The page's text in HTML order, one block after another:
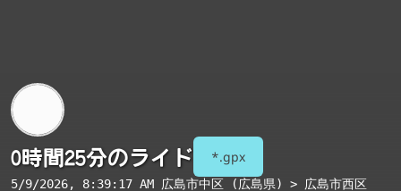
0時間25分のライド *.gpx
5/9/2026, 8:39:17 AM 広島市中区 (広島県) > 広島市西区